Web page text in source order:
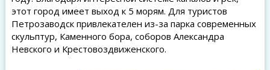
этот город имеет выход к 5 морям. Для туристов
Петрозаводск привлекателен из-за парка современных
скульптур, Каменного бора, соборов Александра
Невского и Крестовоздвиженского.